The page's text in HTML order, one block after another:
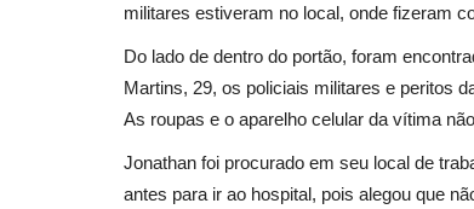
militares estiveram no local, onde fizeram
Do lado de dentro do portão, foram
Martins, 29, os policiais militares e peritos
As roupas e o aparelho celular da vítima
Jonathan foi procurado em seu local de
antes para ir ao hospital, pois alegou que